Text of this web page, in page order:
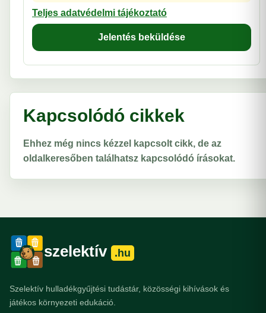
Teljes adatvédelmi tájékoztató
Jelentés beküldése
Kapcsolódó cikkek
Ehhez még nincs kézzel kapcsolt cikk, de az
oldalkeresőben találhatsz kapcsolódó írásokat.
szelektív .hu
Szelektív hulladékgyűjtési tudástár, közösségi kihívások és
játékos környezeti edukáció.